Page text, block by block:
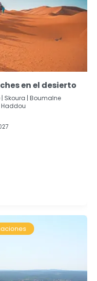
en el desierto
Skoura | Boumalne
Haddou